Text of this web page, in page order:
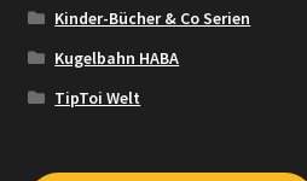
Kinder-Bücher & Co Serien
Kugelbahn HABA
TipToi Welt